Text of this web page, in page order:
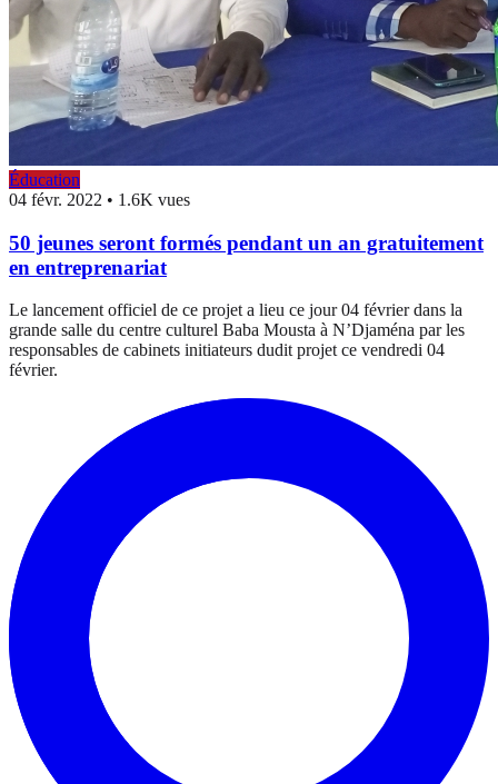
Éducation
04 févr. 2022 • 1.6K vues
50 jeunes seront formés pendant un an gratuitement
en entreprenariat
Le lancement officiel de ce projet a lieu ce jour 04 février dans la
grande salle du centre culturel Baba Mousta à N’Djaména par les
responsables de cabinets initiateurs dudit projet ce vendredi 04
février.